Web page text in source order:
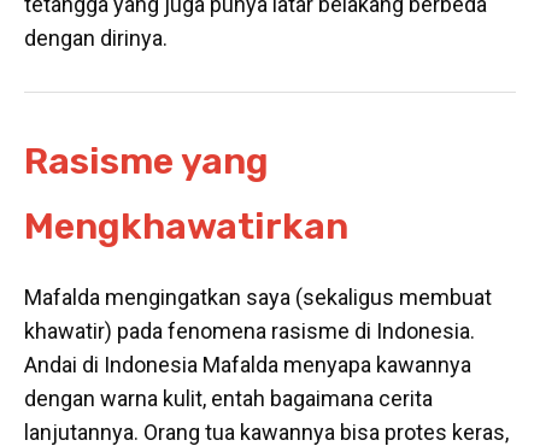
dengan dirinya.
Rasisme yang
Mengkhawatirkan
Mafalda mengingatkan saya (sekaligus membuat
khawatir) pada fenomena rasisme di Indonesia.
Andai di Indonesia Mafalda menyapa kawannya
dengan warna kulit, entah bagaimana cerita
lanjutannya. Orang tua kawannya bisa protes keras,